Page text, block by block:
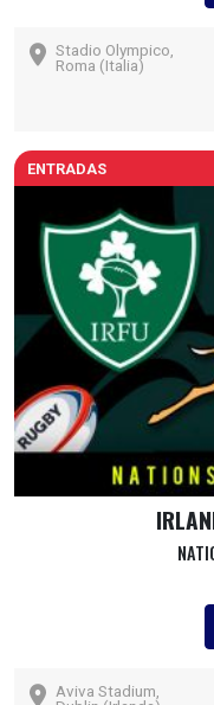
Stadio Olympico,
Roma (Italia)
ENTRADAS
Aviva Stadium,